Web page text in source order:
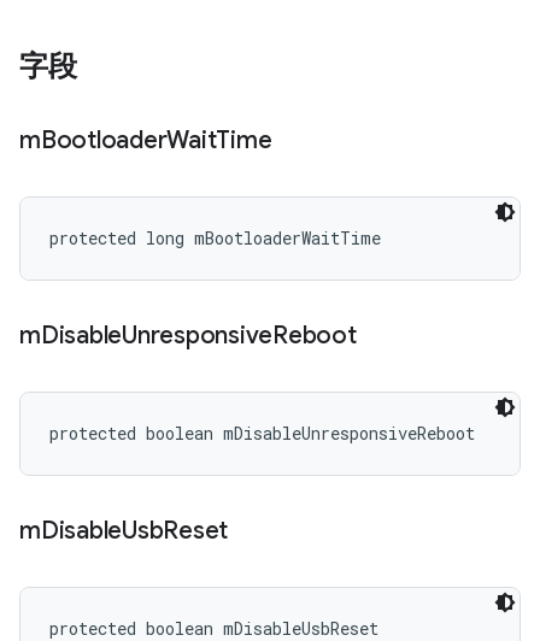
字段
mBootloaderWaitTime
protected long mBootloaderWaitTime
mDisableUnresponsiveReboot
protected boolean mDisableUnresponsiveReboot
mDisableUsbReset
protected boolean mDisableUsbReset